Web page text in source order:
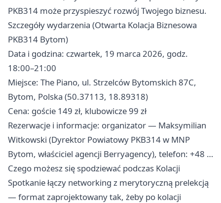
PKB314 może przyspieszyć rozwój Twojego biznesu.
Szczegóły wydarzenia (Otwarta Kolacja Biznesowa
PKB314 Bytom)
Data i godzina: czwartek, 19 marca 2026, godz.
18:00–21:00
Miejsce: The Piano, ul. Strzelców Bytomskich 87C,
Bytom, Polska (50.37113, 18.89318)
Cena: goście 149 zł, klubowicze 99 zł
Rezerwacje i informacje: organizator — Maksymilian
Witkowski (Dyrektor Powiatowy PKB314 w MNP
Bytom, właściciel agencji Berryagency), telefon: +48 …
Czego możesz się spodziewać podczas Kolacji
Spotkanie łączy networking z merytoryczną prelekcją
— format zaprojektowany tak, żeby po kolacji